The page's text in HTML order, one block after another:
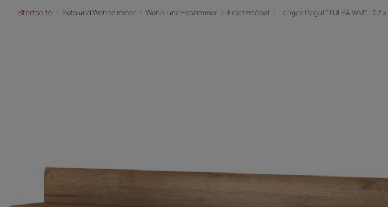
Startseite Sofa und Wohnzimmer Wohn-und Esszimmer Ersatzmöbel Langes Regal "TULSA WM" - 22